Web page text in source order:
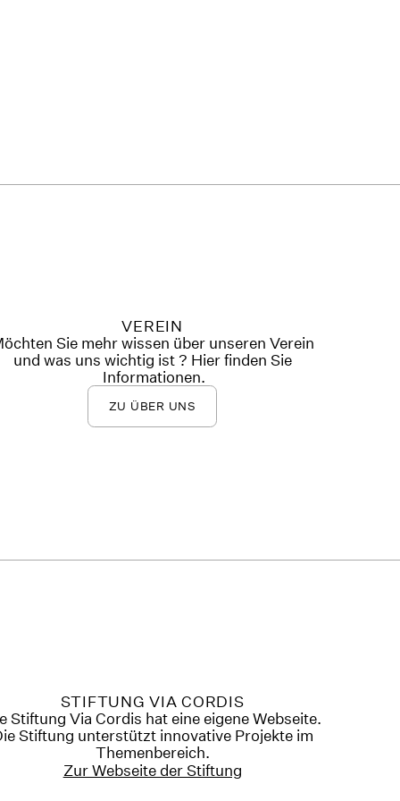
VEREIN
Sie mehr wissen über unseren Verein
und was uns wichtig ist ? Hier finden Sie
Informationen.
ZU ÜBER UNS
STIFTUNG VIA CORDIS
Stiftung Via Cordis hat eine eigene Webseite.
Stiftung unterstützt innovative Projekte im
Themenbereich.
Zur Webseite der Stiftung